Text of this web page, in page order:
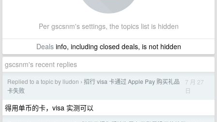
Per gscsnm's settings, the topics list is hidden
Dealsinfo, including closed deals, is not hidden
gscsnm's recent replies
Replied to a topic by liudon › 招行 visa 卡通过 Apple Pay 购买礼品
卡失败
7 月 27
日
得用单币的卡，visa 实测可以